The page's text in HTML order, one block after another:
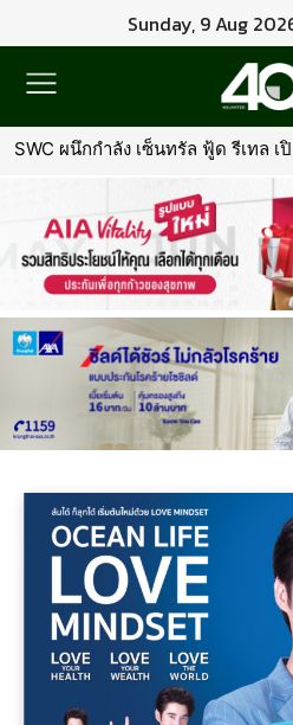
Sunday, 9 Aug
ผนึกกำลัง เซ็นทรัล ฟู้ด รีเทล เปิ